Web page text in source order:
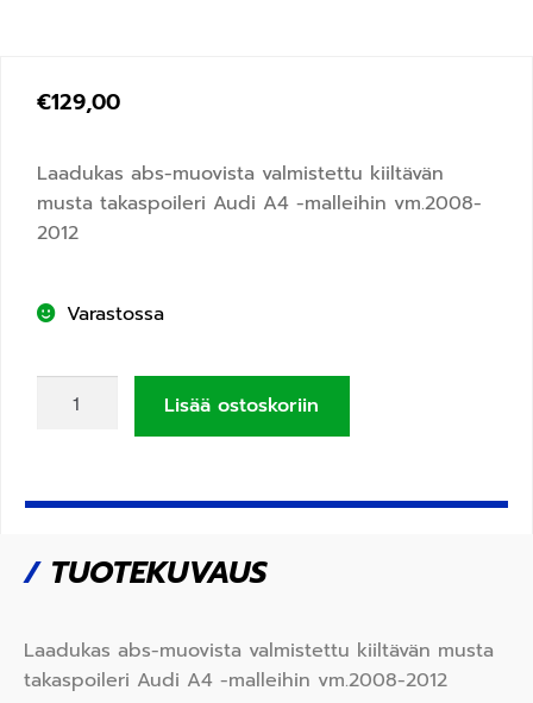
€129,00
Laadukas abs-muovista valmistettu kiiltävän
musta takaspoileri Audi A4 -malleihin vm.2008-
2012
Varastossa
Lisää ostoskoriin
/TUOTEKUVAUS
Laadukas abs-muovista valmistettu kiiltävän musta
takaspoileri Audi A4 -malleihin vm.2008-2012